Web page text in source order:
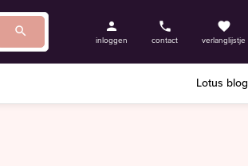
inloggen contact verlanglijstje
Lotus blog